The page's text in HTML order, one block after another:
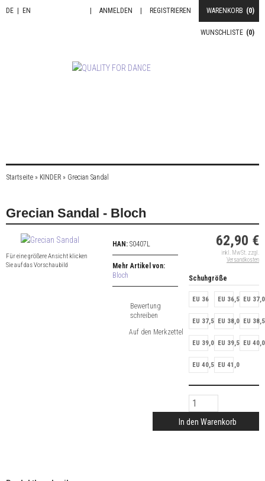
DE EN WARENKORB (0)
REGISTRIEREN
ANMELDEN
WUNSCHLISTE (0)
Startseite » KINDER » Grecian Sandal
Grecian Sandal - Bloch
Für eine größere Ansicht klicken
Sie auf das Vorschaubild
HAN:S0407L
Mehr Artikel von:
Bloch
Bewertung
schreiben
62,90 €
inkl. MwSt. zzgl.
Versandkosten
Schuhgröße
EU 36 EU 36,5 EU 37,0
EU 37,5 EU 38,0 EU 38,5
EU 39,0 EU 39,5 EU 40,0
EU 40,5 EU 41,0
In den Warenkorb